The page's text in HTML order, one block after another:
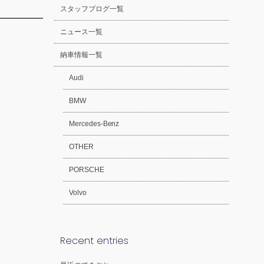
スタッフブログ一覧
ニュース一覧
納車情報一覧
Audi
BMW
Mercedes-Benz
OTHER
PORSCHE
Volvo
Recent entries